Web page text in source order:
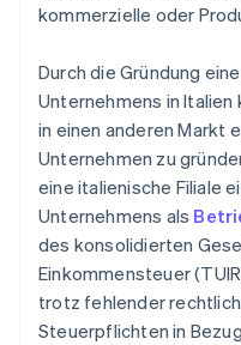
kommerzielle oder
Durch die Gründung
Unternehmens in
in einen anderen Markt
Unternehmen zu
eine italienische Filiale
Unternehmens als
des konsolidierten
Einkommensteuer
trotz fehlender
Steuerpflichten in